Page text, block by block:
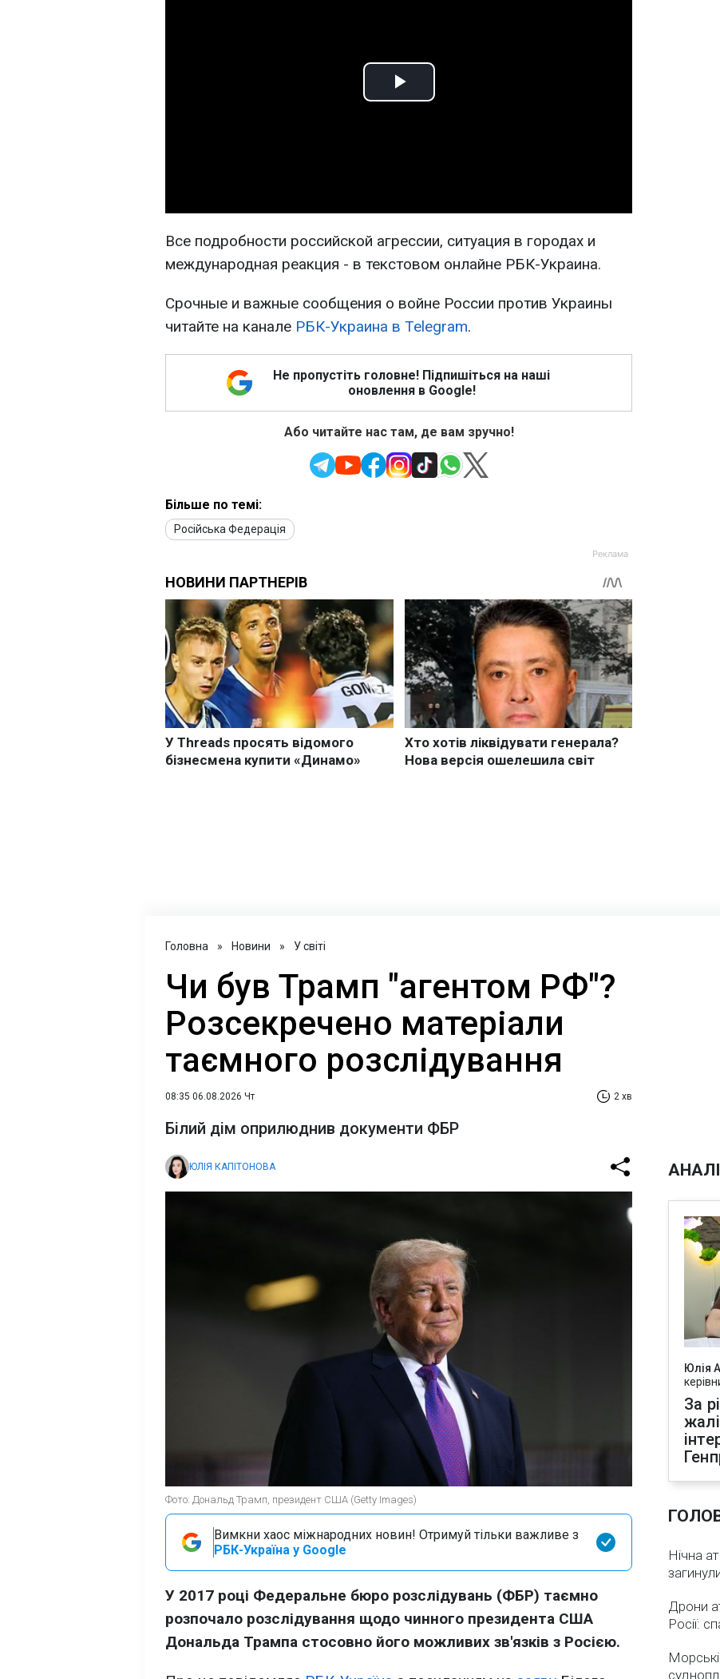
Play
Все подробности российской агрессии, ситуация в городах и
международная реакция - в текстовом онлайне РБК-Украина.
Срочные и важные сообщения о войне России против Украины
читайте на канале РБК-Украина в Telegram.
Не пропустіть головне! Підпишіться на наші
оновлення в Google!
Або читайте нас там, де вам зручно!
Більше по темі:
Російська Федерація
Головна » Новини » У світі
Чи був Трамп "агентом РФ"?
Розсекречено матеріали
таємного розслідування
08:35 06.08.2026 Чт 2 хв
Білий дім оприлюднив документи ФБР
ЮЛІЯ КАПІТОНОВА
Фото: Дональд Трамп, президент США (Getty Images)
Вимкни хаос міжнародних новин! Отримуй тільки важливе з
РБК-Україна у Google
У 2017 році Федеральне бюро розслідувань (ФБР) таємно
розпочало розслідування щодо чинного президента США
Дональда Трампа стосовно його можливих зв'язків з Росією.
Юлія
За
Нічна
Дрони
Росії: